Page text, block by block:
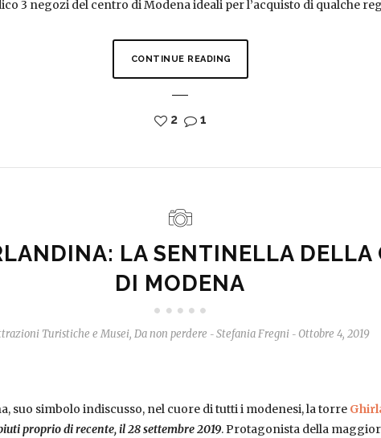
3 negozi del centro di Modena ideali per l’acquisto di qualche
CONTINUE READING
2 1
LA SENTINELLA DELLA
DI MODENA
Turistiche e Musei, Da non perdere - Stefania Fregni - Ottobre 4, 2019
suo simbolo indiscusso, nel cuore di tutti i modenesi, la torre
proprio di recente, il 28 settembre 2019. Protagonista della